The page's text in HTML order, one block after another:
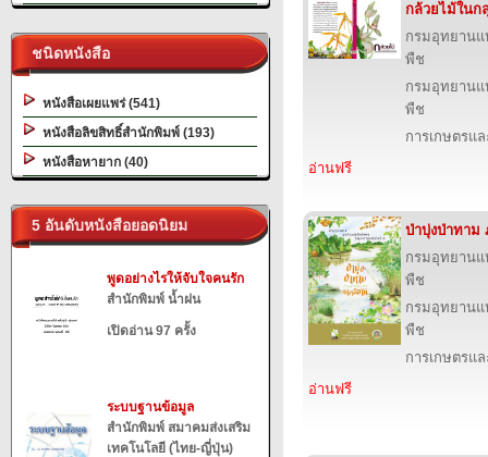
ชนิดหนังสือ
หนังสือเผยแพร่ (541)
หนังสือลิขสิทธิ์สำนักพิมพ์ (193)
หนังสือหายาก (40)
5 อันดับหนังสือยอดนิยม
พูดอย่างไรให้จับใจคนรัก
สำนักพิมพ์ น้ำฝน
เปิดอ่าน 97 ครั้ง
ระบบฐานข้อมูล
สำนักพิมพ์ สมาคมส่งเสริม
เทคโนโลยี (ไทย-ญี่ปุ่น)
กล้วยไม้ในก
กรมอุทยาน
พืช
กรมอุทยาน
พืช
การเกษตรแ
อ่านฟรี
ป่าบุ่งป่าทาม
กรมอุทยาน
พืช
กรมอุทยาน
พืช
การเกษตรแ
อ่านฟรี